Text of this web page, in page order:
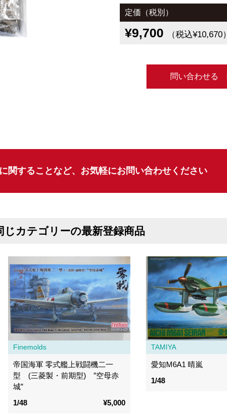
定価（税別）
¥9,700 （税込¥10,670）
問い合わせる
関することなど、 お気軽にお問い合わせください
じカテゴリーの最新登録商品
Finemolds
帝国海軍 零式艦上戦闘機二一
型 (三菱製・前期型) ”空母赤
城”
1/48
¥5,000
TAMIYA
愛知M6A1 晴嵐
1/48